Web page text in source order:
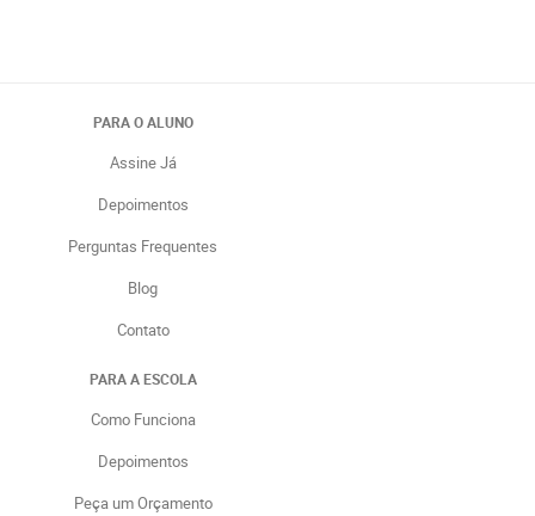
PARA O ALUNO
Assine Já
Depoimentos
Perguntas Frequentes
Blog
Contato
PARA A ESCOLA
Como Funciona
Depoimentos
Peça um Orçamento